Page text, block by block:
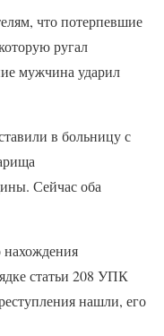
что потерпевшие
ругал
мужчина ударил
в больницу с
Сейчас оба
нахождения
статьи 208 УПК
нашли, его